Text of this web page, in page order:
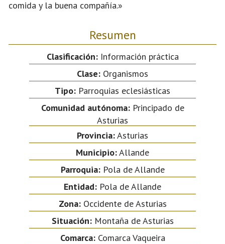
comida y la buena compañía.»
Resumen
Clasificación:Información práctica
Clase: Organismos
Tipo: Parroquias eclesiásticas
Comunidad autónoma:Principado de
Asturias
Provincia:Asturias
Municipio:Allande
Parroquia:Pola de Allande
Entidad: Pola de Allande
Zona:Occidente de Asturias
Situación:Montaña de Asturias
Comarca:Comarca Vaqueira